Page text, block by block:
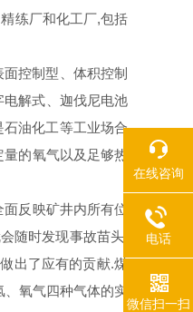
练厂和化工厂,包括
控制型、体积控制
解式、迦伐尼电池
油化工等工业场合
的氧气以及足够热
反映矿井内所有位
随时发现事故苗头,
出了应有的贡献.煤
氧气四种气体的实
在线咨询
电话
微信扫一扫